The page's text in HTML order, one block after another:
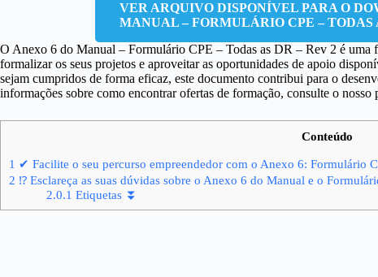
VER ARQUIVO DISPONÍVEL PARA O
MANUAL – FORMULÁRIO CPE – TODAS
O Anexo 6 do Manual – Formulário CPE – Todas as DR – Rev 2 é uma
formalizar os seus projetos e aproveitar as oportunidades de apoio
sejam cumpridos de forma eficaz, este documento contribui para o
informações sobre como encontrar ofertas de formação, consulte o nosso
Conteúdo
1 ✔ Facilite o seu percurso empreendedor com o Anexo 6: Formulário
2 ⁉ Esclareça as suas dúvidas sobre o Anexo 6 do Manual e o
2.0.1 Etiquetas ⏬